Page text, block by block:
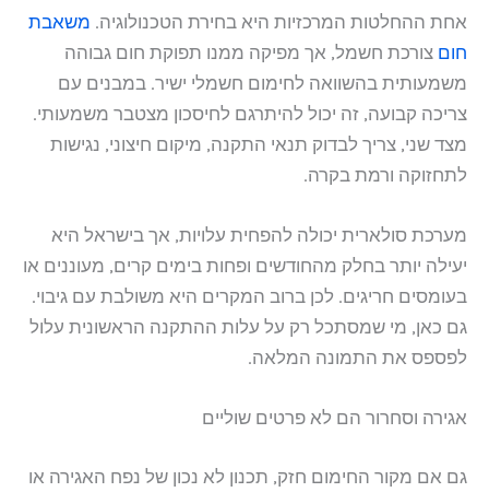
אחת ההחלטות המרכזיות היא בחירת הטכנולוגיה. משאבת
חום צורכת חשמל, אך מפיקה ממנו תפוקת חום גבוהה
משמעותית בהשוואה לחימום חשמלי ישיר. במבנים עם
צריכה קבועה, זה יכול להיתרגם לחיסכון מצטבר משמעותי.
מצד שני, צריך לבדוק תנאי התקנה, מיקום חיצוני, נגישות
לתחזוקה ורמת בקרה.
מערכת סולארית יכולה להפחית עלויות, אך בישראל היא
יעילה יותר בחלק מהחודשים ופחות בימים קרים, מעוננים או
בעומסים חריגים. לכן ברוב המקרים היא משולבת עם גיבוי.
גם כאן, מי שמסתכל רק על עלות ההתקנה הראשונית עלול
לפספס את התמונה המלאה.
אגירה וסחרור הם לא פרטים שוליים
גם אם מקור החימום חזק, תכנון לא נכון של נפח האגירה או